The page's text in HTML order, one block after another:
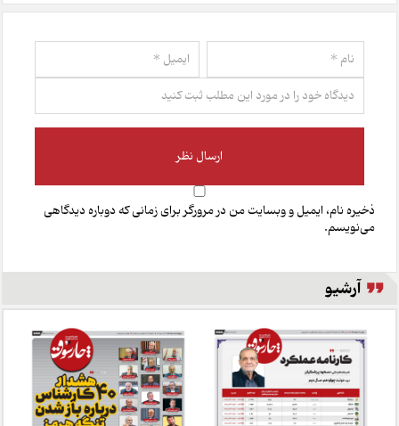
ذخیره نام، ایمیل و وبسایت من در مرورگر برای زمانی که دوباره دیدگاهی
می‌نویسم.
آرشیو